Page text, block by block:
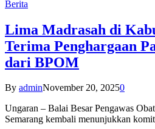
Berita
Lima Madrasah di
Terima Penghargaan
dari BPOM
By adminNovember 20, 20250
Ungaran – Balai Besar Pengawas
Semarang kembali menunjukkan